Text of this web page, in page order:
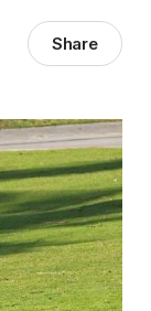
Share